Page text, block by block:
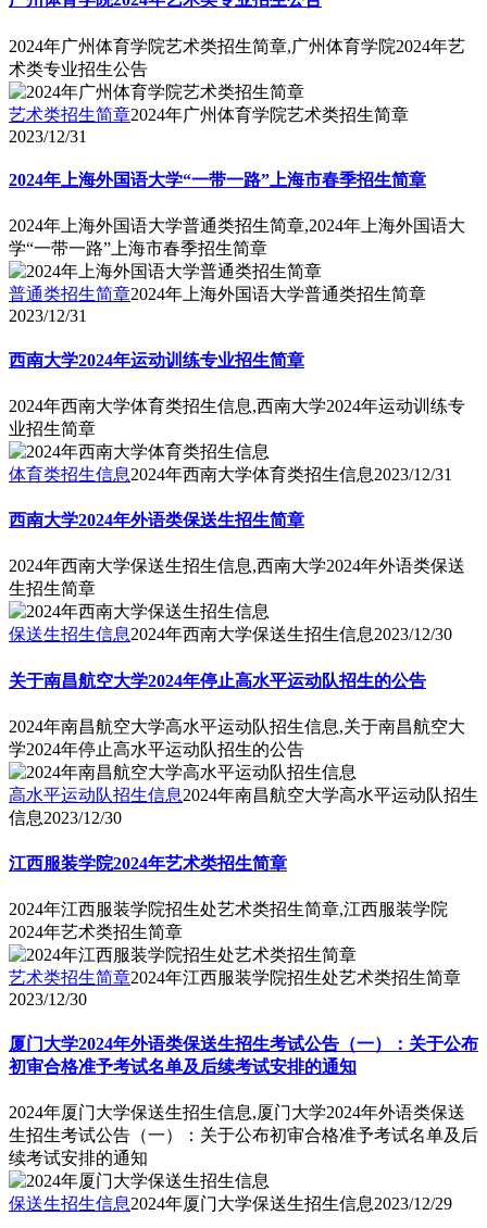
2024年广州体育学院艺术类招生简章,广州体育学院2024年艺
术类专业招生公告
艺术类招生简章2024年广州体育学院艺术类招生简章
2023/12/31
2024年上海外国语大学“一带一路”上海市春季招生简章
2024年上海外国语大学普通类招生简章,2024年上海外国语大
学“一带一路”上海市春季招生简章
普通类招生简章2024年上海外国语大学普通类招生简章
2023/12/31
西南大学2024年运动训练专业招生简章
2024年西南大学体育类招生信息,西南大学2024年运动训练专
业招生简章
体育类招生信息2024年西南大学体育类招生信息2023/12/31
西南大学2024年外语类保送生招生简章
2024年西南大学保送生招生信息,西南大学2024年外语类保送
生招生简章
保送生招生信息2024年西南大学保送生招生信息2023/12/30
关于南昌航空大学2024年停止高水平运动队招生的公告
2024年南昌航空大学高水平运动队招生信息,关于南昌航空大
学2024年停止高水平运动队招生的公告
高水平运动队招生信息2024年南昌航空大学高水平运动队招生
信息2023/12/30
江西服装学院2024年艺术类招生简章
2024年江西服装学院招生处艺术类招生简章,江西服装学院
2024年艺术类招生简章
艺术类招生简章2024年江西服装学院招生处艺术类招生简章
2023/12/30
厦门大学2024年外语类保送生招生考试公告（一）：关于公布
初审合格准予考试名单及后续考试安排的通知
2024年厦门大学保送生招生信息,厦门大学2024年外语类保送
生招生考试公告（一）：关于公布初审合格准予考试名单及后
续考试安排的通知
保送生招生信息2024年厦门大学保送生招生信息2023/12/29